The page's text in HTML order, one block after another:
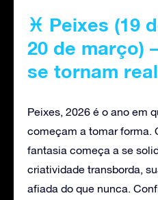
♓ Peixes (19
20 de março)
se tornam
Peixes, 2026 é o ano em
começam a tomar forma.
fantasia começa a se
criatividade transborda,
afiada do que nunca.